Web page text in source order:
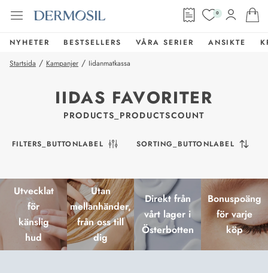
0
NYHETER BESTSELLERS VÅRA SERIER ANSIKTE
Startsida / Kampanjer / Iidanmatkassa
IIDAS FAVORITER
PRODUCTS_PRODUCTSCOUNT
FILTERS_BUTTONLABEL SORTING_BUTTONLABEL
Utvecklat
för
känslig
hud
Utan
mellanhänder,
från oss till
dig
Direkt från
vårt lager i
Österbotten
Bonuspoäng
för varje
köp